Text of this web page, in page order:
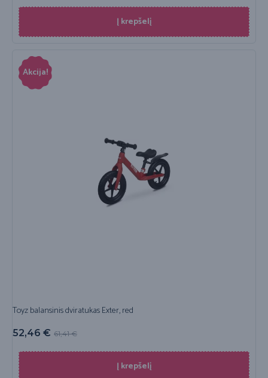
Į krepšelį
Akcija!
Toyz balansinis dviratukas Exter, red
61,41€
52,46 €
Į krepšelį